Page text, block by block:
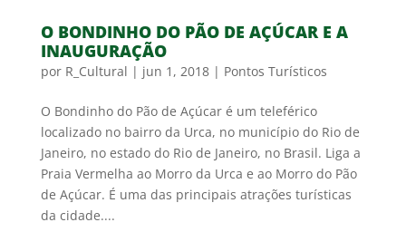
O BONDINHO DO PÃO DE AÇÚCAR E A
INAUGURAÇÃO
por R_Cultural | jun 1, 2018| Pontos Turísticos
O Bondinho do Pão de Açúcar é um teleférico
localizado no bairro da Urca, no município do Rio de
Janeiro, no estado do Rio de Janeiro, no Brasil. Liga a
Praia Vermelha ao Morro da Urca e ao Morro do Pão
de Açúcar. É uma das principais atrações turísticas
da cidade....